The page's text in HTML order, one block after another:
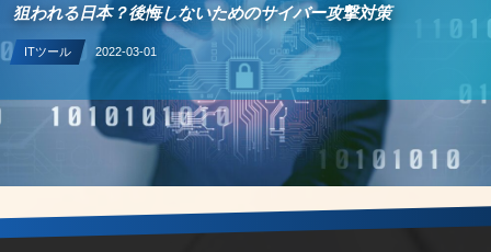
狙われる日本？後悔しないためのサイバー攻撃対策
ITツール 2022-03-01